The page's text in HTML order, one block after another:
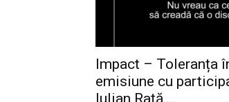
Impact – Toleranța
emisiune cu
Iulian Rață,...